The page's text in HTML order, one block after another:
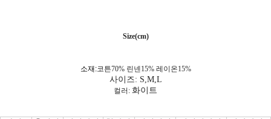
Size(cm)
소재:코튼70% 린넨15% 레이온15%
사이즈: S,M,L
컬러: 화이트